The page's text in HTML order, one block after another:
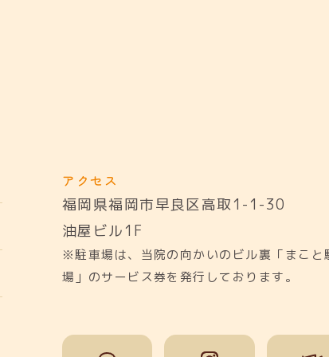
アクセス
福岡県福岡市早良区高取1-1-30
油屋ビル1F
※駐車場は、当院の向かいのビル裏「まこと
場」のサービス券を発行しております。